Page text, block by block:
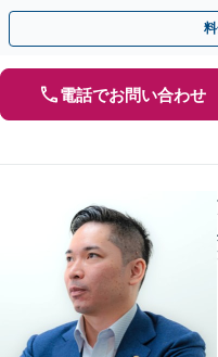
【WEB面談OK&解決実績豊富】
電話でお問い合わせ